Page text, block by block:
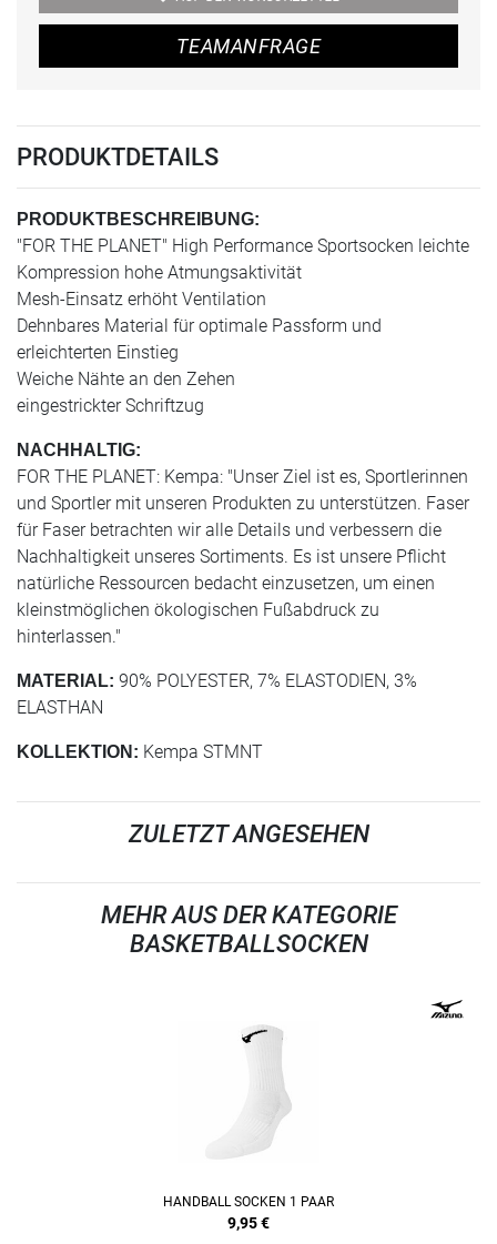
TEAMANFRAGE
PRODUKTDETAILS
PRODUKTBESCHREIBUNG:
"FOR THE PLANET" High Performance Sportsocken leichte
Kompression hohe Atmungsaktivität
Mesh-Einsatz erhöht Ventilation
Dehnbares Material für optimale Passform und
erleichterten Einstieg
Weiche Nähte an den Zehen
eingestrickter Schriftzug
NACHHALTIG:
FOR THE PLANET: Kempa: "Unser Ziel ist es, Sportlerinnen
und Sportler mit unseren Produkten zu unterstützen. Faser
für Faser betrachten wir alle Details und verbessern die
Nachhaltigkeit unseres Sortiments. Es ist unsere Pflicht
natürliche Ressourcen bedacht einzusetzen, um einen
kleinstmöglichen ökologischen Fußabdruck zu
hinterlassen."
MATERIAL: 90% POLYESTER, 7% ELASTODIEN, 3%
ELASTHAN
KOLLEKTION: Kempa STMNT
ZULETZT ANGESEHEN
MEHR AUS DER KATEGORIE
BASKETBALLSOCKEN
HANDBALL SOCKEN 1 PAAR
9,95€